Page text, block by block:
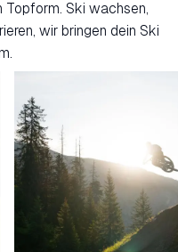
Ski wachsen,
wir bringen dein Ski